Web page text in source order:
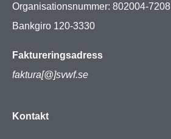
Organisationsnummer: 802004-7208
Bankgiro 120-3330
Faktureringsadress
faktura[@]svwf.se
Kontakt